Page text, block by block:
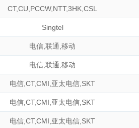
CT,CU PCCW, NTT,3HK CSL
Singtel
电信 联通 移动
电信 联通 移动
电信 CT,CMI 亚太电信 SKT
电信 CT,CMI 亚太电信 SKT
电信 CT,CMI 亚太电信 SKT